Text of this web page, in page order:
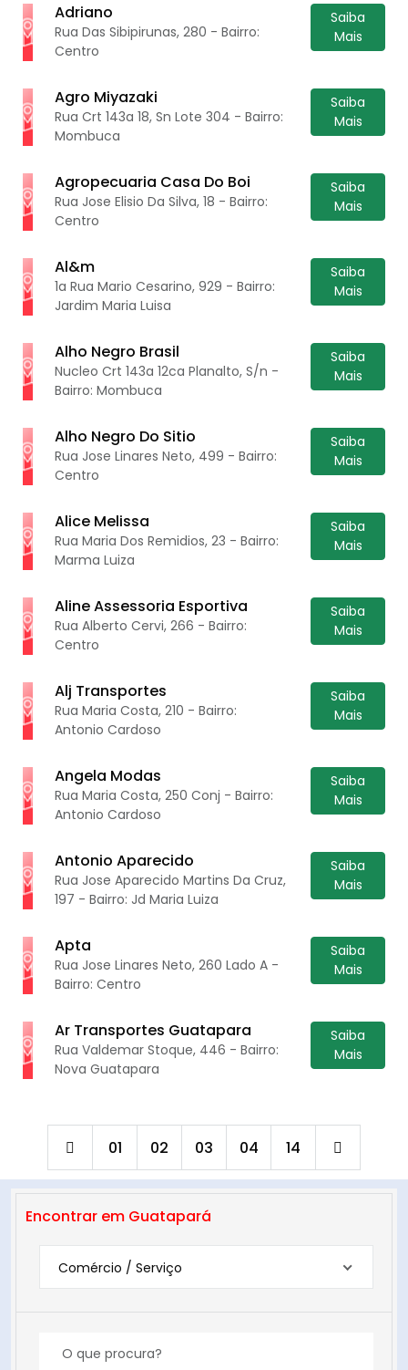
Adriano
Rua Das Sibipirunas, 280 - Bairro:
Centro
Saiba
Mais
Agro Miyazaki
Rua Crt 143a 18, Sn Lote 304 - Bairro:
Mombuca
Saiba
Mais
Agropecuaria Casa Do Boi
Rua Jose Elisio Da Silva, 18 - Bairro:
Centro
Saiba
Mais
Al&m
1a Rua Mario Cesarino, 929 - Bairro:
Jardim Maria Luisa
Saiba
Mais
Alho Negro Brasil
Nucleo Crt 143a 12ca Planalto, S/n -
Bairro: Mombuca
Saiba
Mais
Alho Negro Do Sitio
Rua Jose Linares Neto, 499 - Bairro:
Centro
Saiba
Mais
Alice Melissa
Rua Maria Dos Remidios, 23 - Bairro:
Marma Luiza
Saiba
Mais
Aline Assessoria Esportiva
Rua Alberto Cervi, 266 - Bairro:
Centro
Saiba
Mais
Alj Transportes
Rua Maria Costa, 210 - Bairro:
Antonio Cardoso
Saiba
Mais
Angela Modas
Rua Maria Costa, 250 Conj - Bairro:
Antonio Cardoso
Saiba
Mais
Antonio Aparecido
Rua Jose Aparecido Martins Da Cruz,
197 - Bairro: Jd Maria Luiza
Saiba
Mais
Apta
Rua Jose Linares Neto, 260 Lado A -
Bairro: Centro
Saiba
Mais
Ar Transportes Guatapara
Rua Valdemar Stoque, 446 - Bairro:
Nova Guatapara
Saiba
Mais
01 02 03 04 14
Encontrar em Guatapará
Comércio / Serviço